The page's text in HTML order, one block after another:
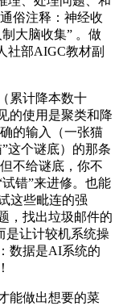
俗注释：神经收
大脑收集” 。做
社部AIGC教材副
累计降本数十
的使用是聚类和降
的输入（一张猫
这个谜底）的那条
不给谜底，你不
错”来进修。也能
这些毗连的强
，找出垃圾邮件的
是让计较机系统操
数据是AI系统的
做出想要的菜